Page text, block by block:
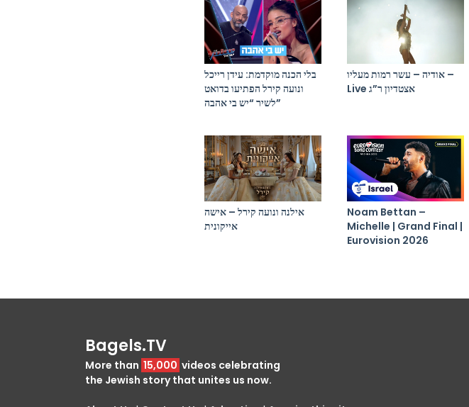
בלי הכנה מוקדמת: עידן רייכל
ונועה קירל הפתיעו בדואט
לשיר “יש בי אהבה”
אודיה – עשר רמות מעליו –
Live אצטדיון ר”ג
אילנה ונועה קירל – אישה
אייקונית
Noam Bettan –
Michelle | Grand Final |
Eurovision 2026
Bagels.TV
More than 15,000 videos celebrating
the Jewish story that unites us now.